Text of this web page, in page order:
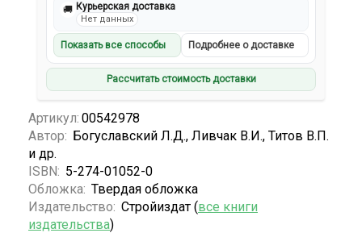
🚚 Курьерская доставка
Нет данных
Показать все способы Подробнее о доставке
Рассчитать стоимость доставки
Артикул: 00542978
Автор: Богуславский Л.Д., Ливчак В.И., Титов В.П.
и др.
ISBN: 5-274-01052-0
Обложка: Твердая обложка
Издательство: Стройиздат (все книги
издательства)